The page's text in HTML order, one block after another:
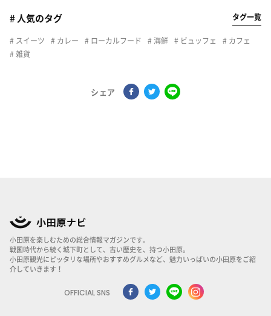
# 人気のタグ タグ一覧
スイーツ カレー ローカルフード 海鮮 ビュッフェ
カフェ
雑貨
シェア
小田原を楽しむための総合情報マガジンです。
戦国時代から続く城下町として、古い歴史を、持つ小田原。
小田原観光にピッタリな場所やおすすめグルメなど、魅力いっぱいの小田原をご紹
介していきます！
OFFICIAL SNS